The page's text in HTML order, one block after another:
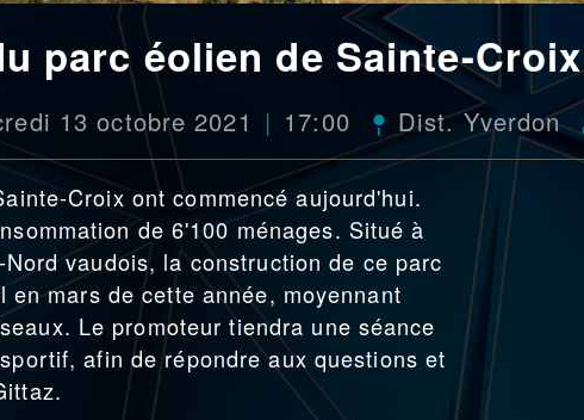
parc éolien de Sainte-Croix
13 octobre 2021 17:00 Dist. Yverdon
Croix ont commencé aujourd'hui.
de 6'100 ménages. Situé à
vaudois, la construction de ce parc
mars de cette année, moyennant
Le promoteur tiendra une séance
afin de répondre aux questions et